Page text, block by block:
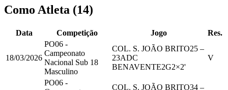
Como Atleta (14)
Data Competição Jogo Res.
18/03/2026
PO06 -
Campeonato
Nacional Sub 18
Masculino
COL. S. JOÃO BRITO25 –
23ADC
BENAVENTE2G2×2'
V
PO06 -
COL. S. JOÃO BRITO34 –